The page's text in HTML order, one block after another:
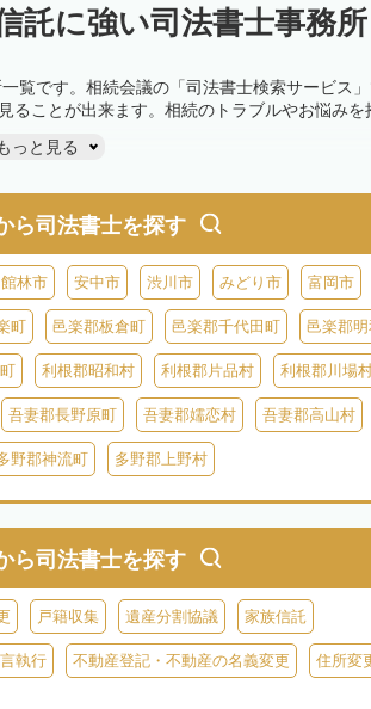
託に強い司法書士事務
覧です。相続会議の「司法書士検索サービス
ることが出来ます。相続のトラブルやお悩みを
っと見る
ら司法書士を探す
館林市 安中市 渋川市 みどり市 富岡市
町 邑楽郡板倉町 邑楽郡千代田町 邑楽郡
利根郡昭和村 利根郡片品村 利根郡川場
吾妻郡長野原町 吾妻郡嬬恋村 吾妻郡高山村
野郡神流町 多野郡上野村
ら司法書士を探す
戸籍収集 遺産分割協議 家族信託
執行 不動産登記・不動産の名義変更 住所変